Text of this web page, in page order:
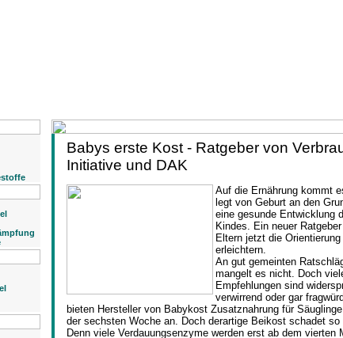
Babys erste Kost - Ratgeber von
Initiative und DAK
Auf die Ernährung kommt
legt von Geburt an den
eine gesunde Entwicklung
Kindes. Ein neuer Ratgeber
Eltern jetzt die Orientierung
erleichtern.
An gut gemeinten
mangelt es nicht. Doch
Empfehlungen sind
verwirrend oder gar
bieten Hersteller von Babykost Zusatznahrung für
der sechsten Woche an. Doch derartige Beikost schadet so
Denn viele Verdauungsenzyme werden erst ab dem vierten